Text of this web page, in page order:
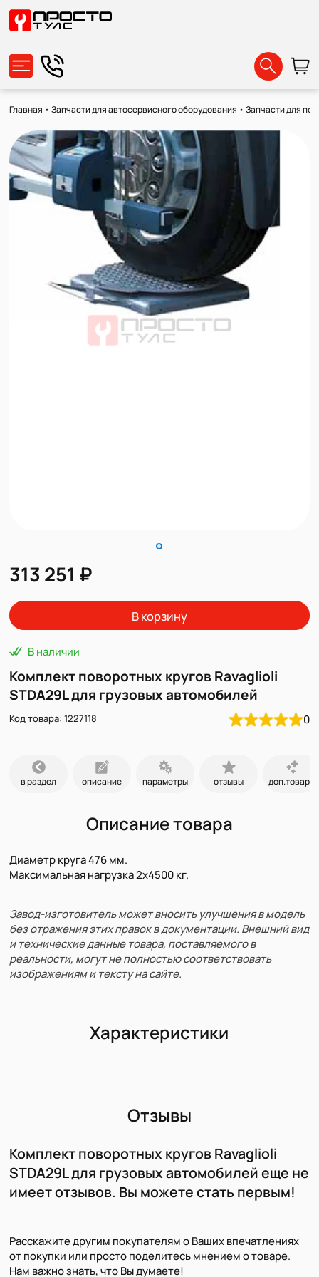
Главная •Запчасти для автосервисного оборудования •Запчасти для
313 251 ₽
В корзину
В наличии
Комплект поворотных кругов Ravaglioli
STDA29L для грузовых автомобилей
Код товара: 1227118 0
в раздел описание параметры отзывы доп.товары
Описание товара
Диаметр круга 476 мм.
Максимальная нагрузка 2x4500 кг.
Завод-изготовитель может вносить улучшения в модель
без отражения этих правок в документации. Внешний вид
и технические данные товара, поставляемого в
реальности, могут не полностью соответствовать
изображениям и тексту на сайте.
Характеристики
Отзывы
Комплект поворотных кругов Ravaglioli
STDA29L для грузовых автомобилей еще не
имеет отзывов. Вы можете стать первым!
Расскажите другим покупателям о Ваших впечатлениях
от покупки или просто поделитесь мнением о товаре.
Нам важно знать, что Вы думаете!